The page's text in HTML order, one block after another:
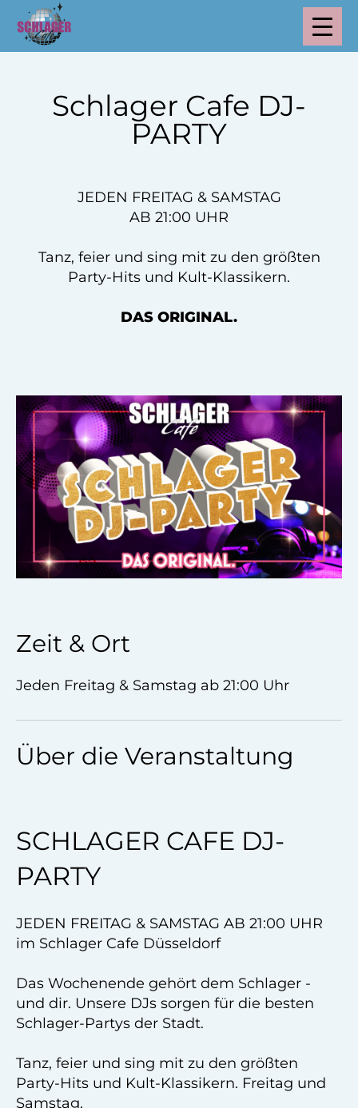
Schlager Cafe DJ-
PARTY
JEDEN FREITAG & SAMSTAG
AB 21:00 UHR
Tanz, feier und sing mit zu den größten
Party-Hits und Kult-Klassikern.
DAS ORIGINAL.
Zeit & Ort
Jeden Freitag & Samstag ab 21:00 Uhr
Über die Veranstaltung
SCHLAGER CAFE DJ-
PARTY
JEDEN FREITAG & SAMSTAG AB 21:00 UHR
im Schlager Cafe Düsseldorf
Das Wochenende gehört dem Schlager -
und dir. Unsere DJs sorgen für die besten
Schlager-Partys der Stadt.
Tanz, feier und sing mit zu den größten
Party-Hits und Kult-Klassikern. Freitag und
Samstag.